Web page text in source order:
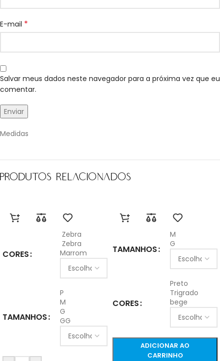
E-mail *
Salvar meus dados neste navegador para a próxima vez que eu
comentar.
Medidas
Produtos relacionados
CORES
Zebra
Zebra
Marrom
TAMANHOS
P
M
G
GG
TAMANHOS
M
G
CORES
Preto
Trigrado
bege
ADICIONAR AO
CARRINHO